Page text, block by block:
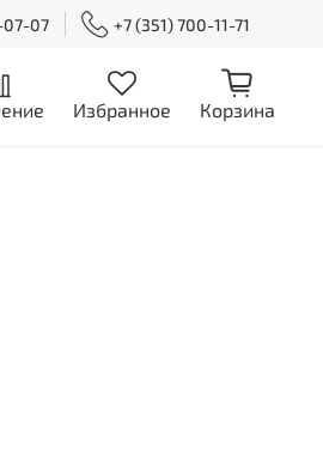
07-07 +7 (351) 700-11-71
Избранное Корзина